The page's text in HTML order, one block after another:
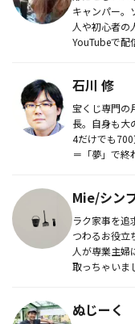
キャンパー。
人や初心者の
YouTubeで配
石川 修
宝くじ専門の
長。自身も大
4だけでも
＝「夢」で終
Mie/シン
ラク家事を追
つわるお役立
人が専業主婦
取っちゃいま
ぬじーく